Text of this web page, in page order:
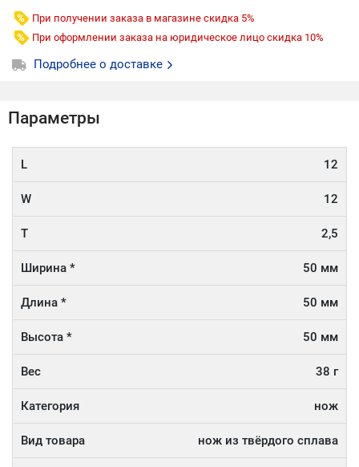
При получении заказа в магазине скидка 5%
При оформлении заказа на юридическое лицо скидка 10%
Подробнее о доставке
Параметры
L 12
W 12
T 2,5
Ширина * 50 мм
Длина * 50 мм
Высота * 50 мм
Вес 38 г
Категория нож
Вид товара нож из твёрдого сплава